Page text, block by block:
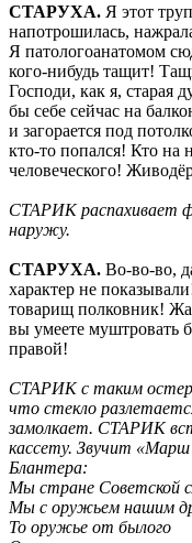
СТАРУХА. Я этот
напотрошилась,
Я патологоанатомом
кого-нибудь тащит!
Господи, как я, старая
бы себе сейчас на
и загорается под
кто-то попался! Кто на
человеческого!
СТАРИК распахивает
наружу.
СТАРУХА. Во-во-во,
характер не
товарищ полковник!
вы умеете муштровать
правой!
СТАРИК с таким
что стекло
замолкает. СТАРИК
кассету. Звучит
Блантера:
Мы стране Советской
Мы с оружьем нашим
То оружье от былого